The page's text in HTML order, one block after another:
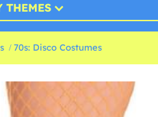
THEMES
70s: Disco Costumes